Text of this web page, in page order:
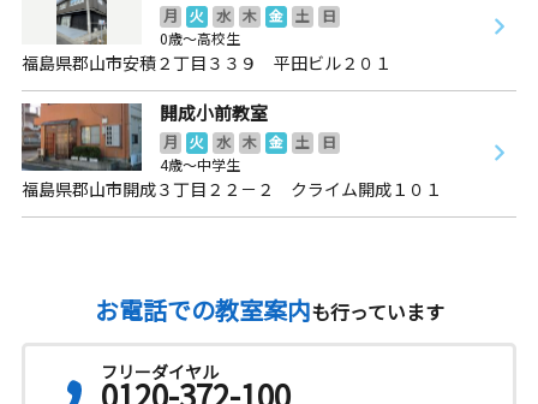
月 火 水 木 金 土
日
0歳～高校生
福島県郡山市安積２丁目３３９ 平田ビル２０１
開成小前教室
月 火 水 木 金 土
日
4歳～中学生
福島県郡山市開成３丁目２２－２ クライム開成１０１
お電話での教室案内も行っています
フリーダイヤル
0120-372-100